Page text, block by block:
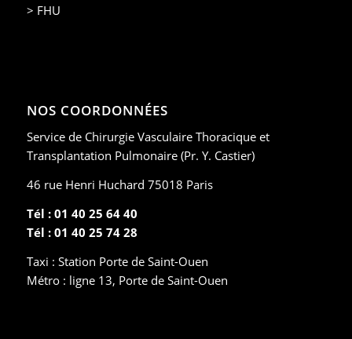
> FHU
NOS COORDONNÉES
Service de Chirurgie Vasculaire Thoracique et
Transplantation Pulmonaire (Pr. Y. Castier)
46 rue Henri Huchard 75018 Paris
Tél : 01 40 25 64 40
Tél : 01 40 25 74 28
Taxi : Station Porte de Saint-Ouen
Métro : ligne 13, Porte de Saint-Ouen